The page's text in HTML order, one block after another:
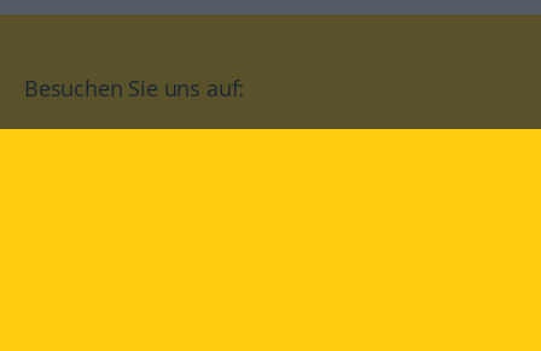
Besuchen Sie uns auf: